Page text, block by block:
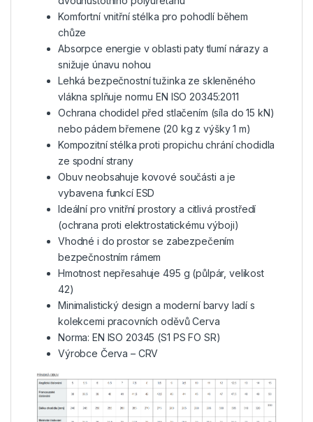
Komfortní vnitřní stélka pro pohodlí během
chůze
Absorpce energie v oblasti paty tlumí nárazy a
snižuje únavu nohou
Lehká bezpečnostní tužinka ze skleněného
vlákna splňuje normu EN ISO 20345:2011
Ochrana chodidel před stlačením (síla do 15 kN)
nebo pádem břemene (20 kg z výšky 1 m)
Kompozitní stélka proti propichu chrání chodidla
ze spodní strany
Obuv neobsahuje kovové součásti a je
vybavena funkcí ESD
Ideální pro vnitřní prostory a citlivá prostředí
(ochrana proti elektrostatickému výboji)
Vhodné i do prostor se zabezpečením
bezpečnostním rámem
Hmotnost nepřesahuje 495 g (půlpár, velikost
42)
Minimalistický design a moderní barvy ladí s
kolekcemi pracovních oděvů Cerva
Norma: EN ISO 20345 (S1 PS FO SR)
Výrobce Červa – CRV